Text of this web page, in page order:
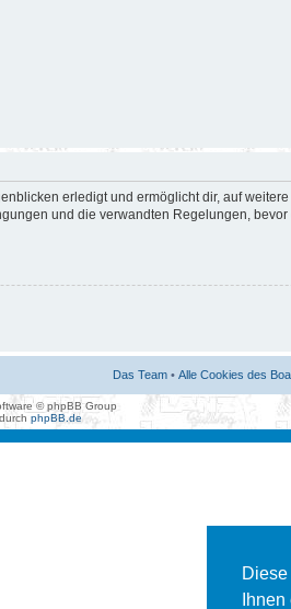
erledigt und ermöglicht dir, auf
und die verwandten Regelungen,
Das Team • Alle Cookies des
© phpBB Group
phpBB.de